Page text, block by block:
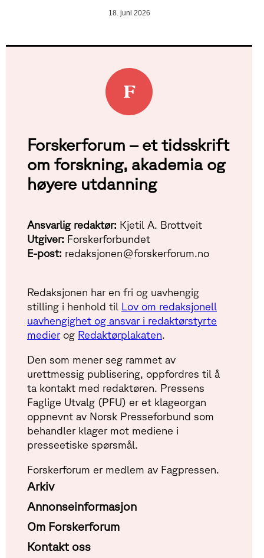
18. juni 2026
Forskerforum – et tidsskrift
om forskning, akademia og
høyere utdanning
Ansvarlig redaktør: Kjetil A. Brottveit
Utgiver: Forskerforbundet
E-post: redaksjonen@forskerforum.no
Redaksjonen har en fri og uavhengig
stilling i henhold til Lov om redaksjonell
uavhengighet og ansvar i redaktørstyrte
medierog Redaktørplakaten.
Den som mener seg rammet av
urettmessig publisering, oppfordres til å
ta kontakt med redaktøren. Pressens
Faglige Utvalg (PFU) er et klageorgan
oppnevnt av Norsk Presseforbund som
behandler klager mot mediene i
presseetiske spørsmål.
Forskerforum er medlem av Fagpressen.
Arkiv
Annonseinformasjon
Om Forskerforum
Kontakt oss